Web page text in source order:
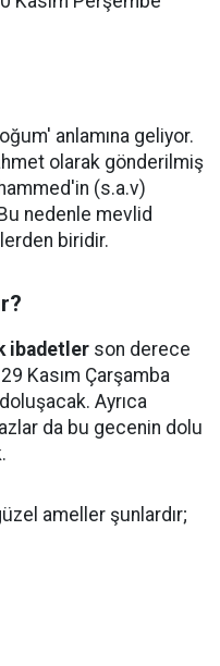
anlamına geliyor.
olarak gönderilmiş
(s.a.v)
nedenle mevlid
biridir.
ibadetler son derece
Kasım Çarşamba
Ayrıca
da bu gecenin dolu
ameller şunlardır;